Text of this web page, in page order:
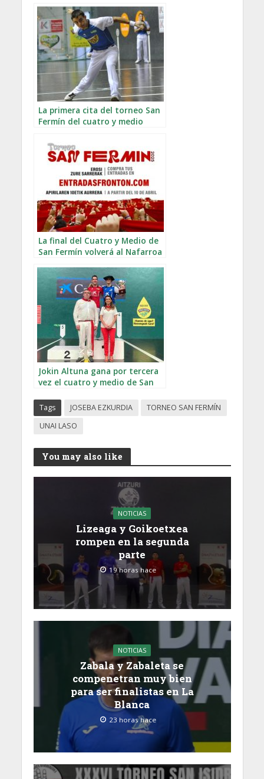
La primera cita del torneo San
Fermín del cuatro y medio
La final del Cuatro y Medio de
San Fermín volverá al Nafarroa
Jokin Altuna gana por tercera
vez el cuatro y medio de San
Tags JOSEBA EZKURDIA
TORNEO SAN FERMÍN
UNAI LASO
You may also like
NOTICIAS
Lizeaga y Goikoetxea
rompen en la segunda
parte
19 horas hace
NOTICIAS
Zabala y Zabaleta se
compenetran muy bien
para ser finalistas en La
Blanca
23 horas hace